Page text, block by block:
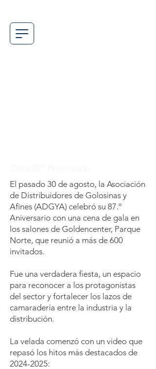
El pasado 30 de agosto, la Asociación
de Distribuidores de Golosinas y
Afines (ADGYA) celebró su 87.º
Aniversario con una cena de gala en
los salones de Goldencenter, Parque
Norte, que reunió a más de 600
invitados.
Fue una verdadera fiesta, un espacio
para reconocer a los protagonistas
del sector y fortalecer los lazos de
camaradería entre la industria y la
distribución.
La velada comenzó con un video que
repasó los hitos más destacados de
2024-2025: